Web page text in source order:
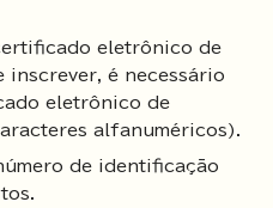
eletrônico de
inscrever, é necessário
eletrônico de
alfanuméricos).
de identificação